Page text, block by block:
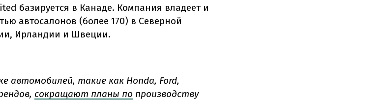
базируется в Канаде. Компания владеет и
автосалонов (более 170) в Северной
Ирландии и Швеции.
автомобилей, такие как Honda, Ford,
сокращают планы по производству